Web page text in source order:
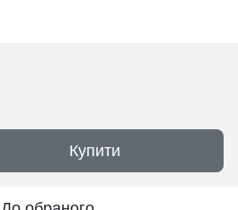
Купити